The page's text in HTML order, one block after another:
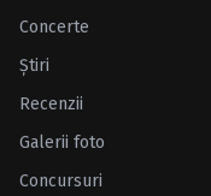
Concerte
Ştiri
Recenzii
Galerii foto
Concursuri